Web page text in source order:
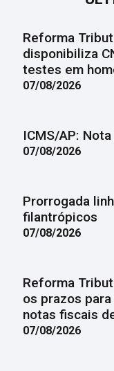
Reforma
disponibiliza
testes em
07/08/2026
ICMS/AP:
07/08/2026
Prorrogada
filantrópicos
07/08/2026
Reforma
os prazos
notas fiscais
07/08/2026